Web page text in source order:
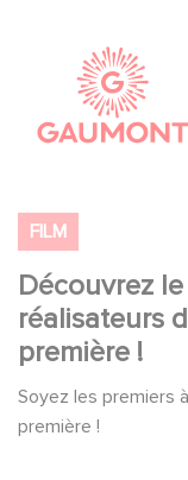
FILM
Découvrez
réalisateurs
première !
Soyez les premiers
première !